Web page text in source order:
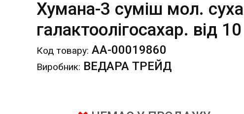
Хумана-3 суміш мол. суха
галактоолігосахар. від
Код товару: АА-00019860
Виробник: ВЕДАРА ТРЕЙД